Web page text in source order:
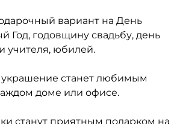
вариант на День
Год, годовщину свадьбу, день
учителя, юбилей.
станет любимым
доме или офисе.
станут приятным подарком на